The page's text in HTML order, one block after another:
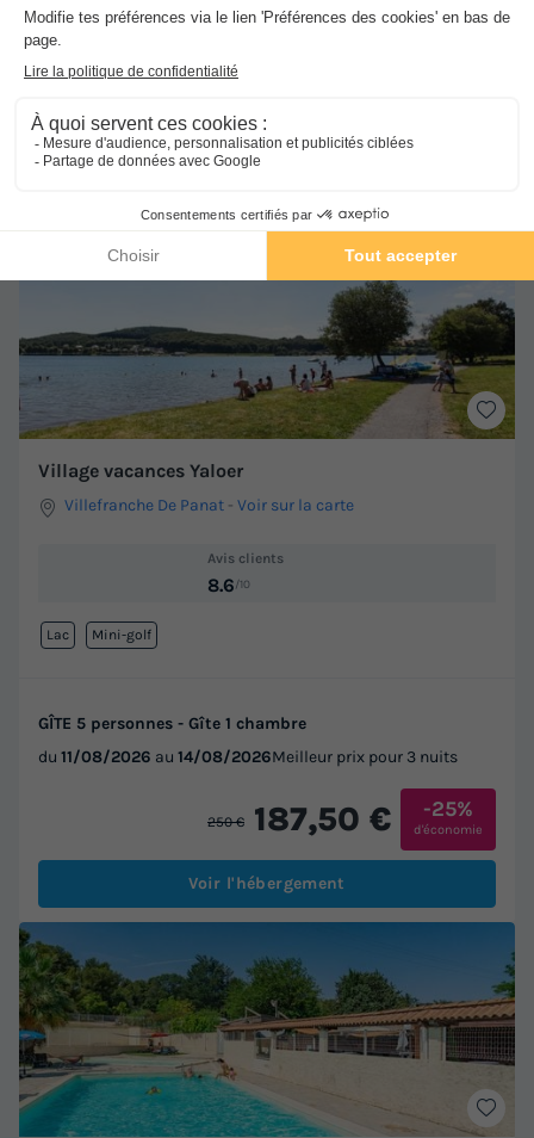
sans clim
264 € 184,80 €
Village vacances Yaloer
Villefranche De Panat -Voir sur la carte
Avis clients
8.6/10
Lac Mini-golf
GÎTE 5 personnes - Gîte 1 chambre
du 11/08/2026 au 14/08/2026Meilleur prix pour 3 nuits
250 € 187,50 € -25%
d'économie
Voir l'hébergement